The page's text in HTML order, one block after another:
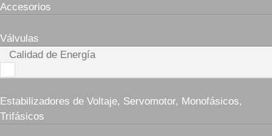
Accesorios
Válvulas
Calidad de Energía
Estabilizadores de Voltaje, Servomotor, Monofásicos,
Trifásicos